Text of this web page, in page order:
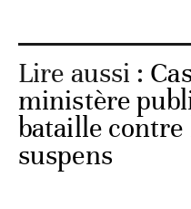
Lire aussi :
ministère
bataille
suspens